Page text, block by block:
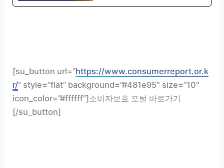
[su_button url=”https://www.consumerreport.or.k
r/” style=”flat” background=”#481e95″ size=”10″
icon_color=”#ffffff”]소비자보호 포털 바로가기
[/su_button]